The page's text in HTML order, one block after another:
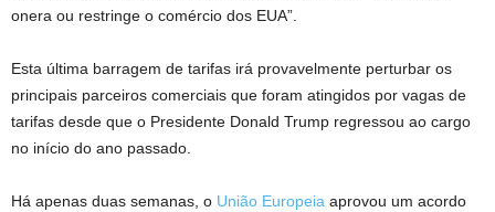
onera ou restringe o comércio dos EUA”.
Esta última barragem de tarifas irá provavelmente perturbar os
principais parceiros comerciais que foram atingidos por vagas de
tarifas desde que o Presidente Donald Trump regressou ao cargo
no início do ano passado.
Há apenas duas semanas, o União Europeia aprovou um acordo